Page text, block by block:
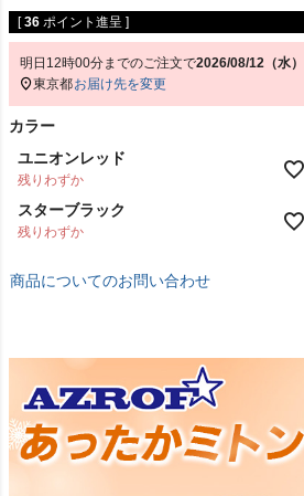
[ 36 ポイント進呈 ]
明日 12時00分までのご注文で2026/08/12（水）
東京都お届け先を変更
カラー
ユニオンレッド
残りわずか
スターブラック
残りわずか
商品についてのお問い合わせ